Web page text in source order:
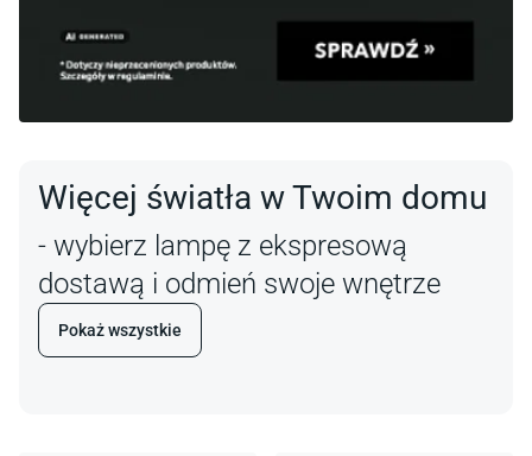
Więcej światła w Twoim domu
- wybierz lampę z ekspresową
dostawą i odmień swoje wnętrze
Pokaż wszystkie